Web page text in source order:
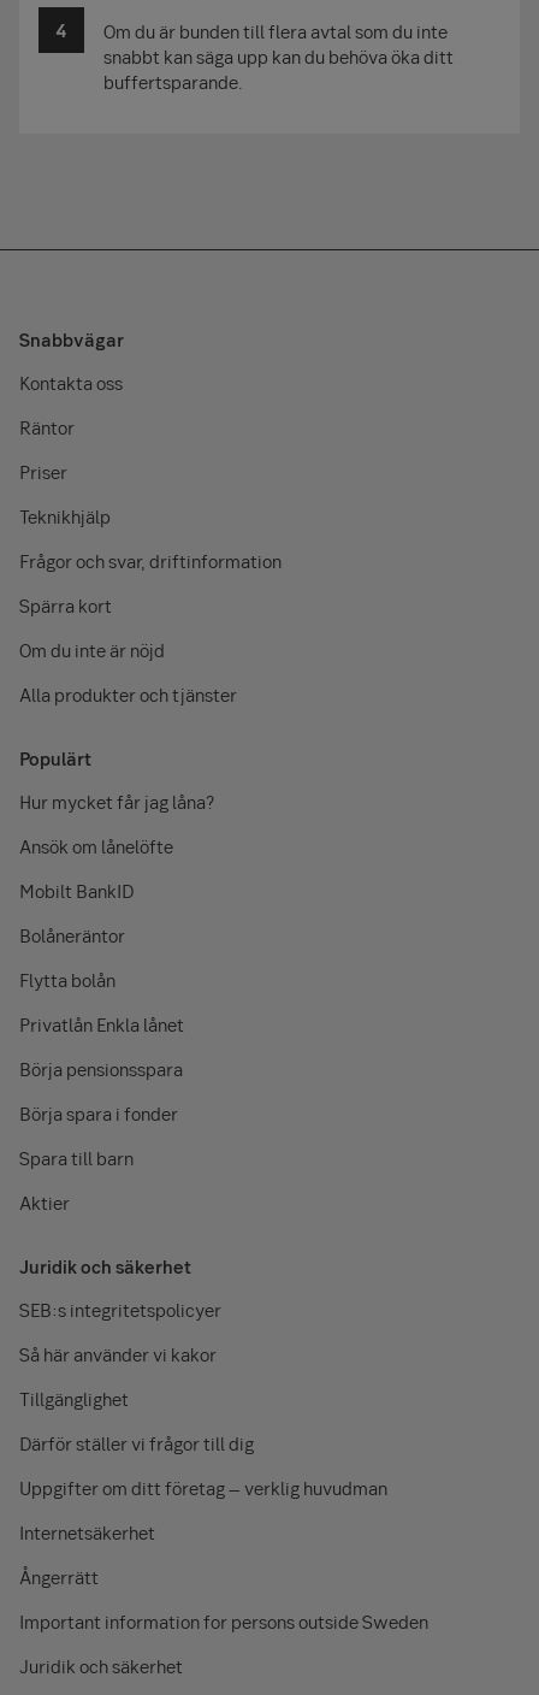
Om du är bunden till flera avtal som du inte
snabbt kan säga upp kan du behöva öka ditt
buffertsparande.
Snabbvägar
Kontakta oss
Räntor
Priser
Teknikhjälp
Frågor och svar, driftinformation
Spärra kort
Om du inte är nöjd
Alla produkter och tjänster
Populärt
Hur mycket får jag låna?
Ansök om lånelöfte
Mobilt BankID
Bolåneräntor
Flytta bolån
Privatlån Enkla lånet
Börja pensionsspara
Börja spara i fonder
Spara till barn
Aktier
Juridik och säkerhet
SEB:s integritetspolicyer
Så här använder vi kakor
Tillgänglighet
Därför ställer vi frågor till dig
Uppgifter om ditt företag – verklig huvudman
Internetsäkerhet
Ångerrätt
Important information for persons outside Sweden
Juridik och säkerhet